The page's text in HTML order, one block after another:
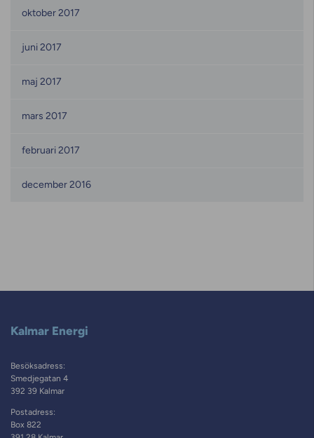
oktober 2017
juni 2017
maj 2017
mars 2017
februari 2017
december 2016
Kalmar Energi
Besöksadress:
Smedjegatan 4
392 39 Kalmar
Postadress:
Box 822